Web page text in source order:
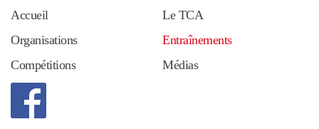
Accueil
Le TCA
Organisations
Entraînements
Compétitions
Médias